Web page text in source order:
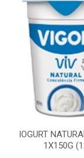
IOGURT
1X150G